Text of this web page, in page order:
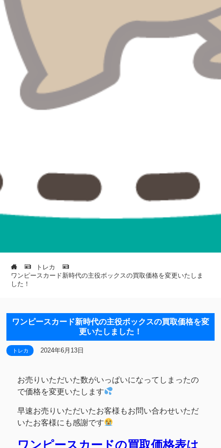
トレカ
ワンピースカード新時代の主役ボックスの買取価格を変更いたしま
した！
ワンピースカード新時代の主役ボックスの買取価格を変
更いたしました！
トレカ 2024年6月13日
お売りいただいた数がいっぱいになってしまったの
で価格を変更いたします
早速お売りいただいたお客様もお問い合わせいただ
いたお客様にも感謝です
ワンピースカードの買取価格表は